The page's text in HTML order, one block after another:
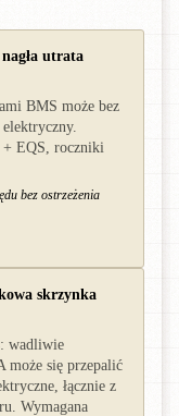
utrata
BMS może bez
EQS, roczniki
bez ostrzeżenia
skrzynka
wadliwie
może się przepalić
łącznie z
Wymagana